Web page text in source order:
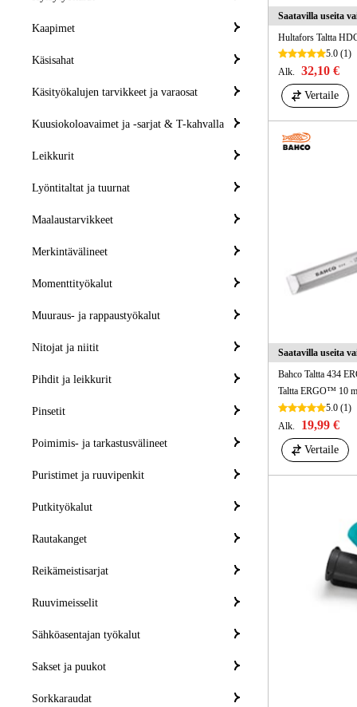
Kaapimet
Käsisahat
Käsityökalujen tarvikkeet ja varaosat
Kuusiokoloavaimet ja -sarjat & T-kahvalla
Leikkurit
Lyöntitaltat ja tuurnat
Maalaustarvikkeet
Merkintävälineet
Momenttityökalut
Muuraus- ja rappaustyökalut
Nitojat ja niitit
Pihdit ja leikkurit
Pinsetit
Poimimis- ja tarkastusvälineet
Puristimet ja ruuvipenkit
Putkityökalut
Rautakanget
Reikämeistisarjat
Ruuvimeisselit
Sähköasentajan työkalut
Sakset ja puukot
Sorkkaraudat
Saatavilla useita
Hultafors Taltta
5.0(1)
Alk.
32,10 €
Vertaile
Saatavilla useita
Bahco Taltta 434
Taltta ERGO™ 10
5.0(1)
Alk.
19,99 €
Vertaile